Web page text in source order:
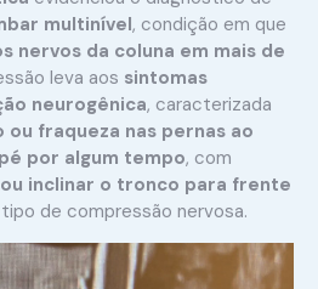
multinível, condição em que
nervos da coluna em mais de
leva aos sintomas
neurogênica, caracterizada
fraqueza nas pernas ao
por algum tempo, com
inclinar o tronco para frente
de compressão nervosa.